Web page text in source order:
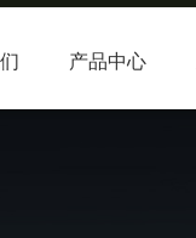
产品中心